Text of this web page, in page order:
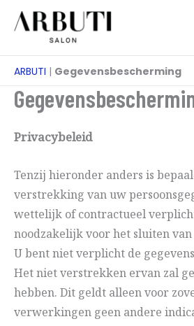
Overslaan
naar
ARBUTI | Gegevensbescherming
Privacybeleid
Tenzij hieronder anders is
verstrekking van uw
wettelijk of contractueel
noodzakelijk voor het sluiten
U bent niet verplicht de
Het niet verstrekken ervan zal
hebben. Dit geldt alleen voor
verwerkingen geen andere